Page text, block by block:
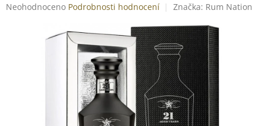
Průměrné
Neohodnoceno Podrobnosti hodnocení Značka: Rum Nation